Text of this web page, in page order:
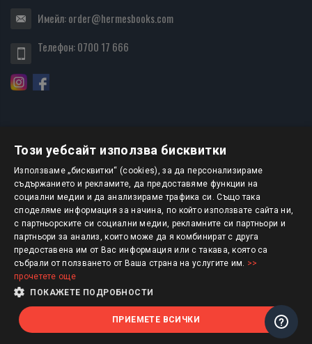
Имейл:order@hermesbooks.com
Телефон:0700 17 666
БЮЛЕТИН
АБОНИРАНЕ
Авторско право © 2025 HERMESBOOKS.BG
1 EUR = 1.95583 BGN
Този уебсайт използва бисквитки
Използваме „бисквитки“ (cookies), за да персонализираме
съдържанието и рекламите, да предоставяме функции на
социални медии и да анализираме трафика си. Също така
споделяме информация за начина, по който използвате сайта ни,
с партньорските си социални медии, рекламните си партньори и
партньори за анализ, които може да я комбинират с друга
предоставена им от Вас информация или с такава, която са
събрали от ползването от Ваша страна на услугите им. >>
прочетете още
ПОКАЖЕТЕ ПОДРОБНОСТИ
ПРИЕМЕТЕ ВСИЧКИ